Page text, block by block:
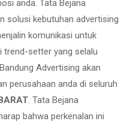
anda. Tata Bejana
solusi kebutuhan advertising
komunikasi untuk
trend-setter yang selalu
Advertising akan
perusahaan anda di seluruh
. Tata Bejana
bahwa perkenalan ini